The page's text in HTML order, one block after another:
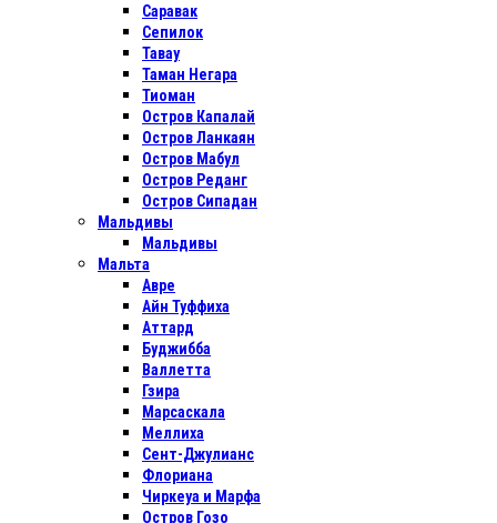
Саравак
Сепилок
Тавау
Таман Негара
Тиоман
Остров Капалай
Остров Ланкаян
Остров Мабул
Остров Реданг
Остров Сипадан
Мальдивы
Мальдивы
Мальта
Авре
Айн Туффиха
Аттард
Буджибба
Валлетта
Гзира
Марсаскала
Меллиха
Сент-Джулианс
Флориана
Чиркеуа и Марфа
Остров Гозо